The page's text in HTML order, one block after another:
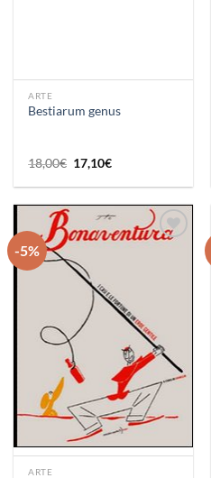
ARTE
Bestiarum genus
18,00€ Il
prezzo
originale
18,00€.
17,10€Il
attuale
17,10€.
-5%
ARTE